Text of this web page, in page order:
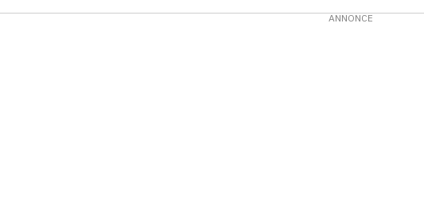
ANNONCE